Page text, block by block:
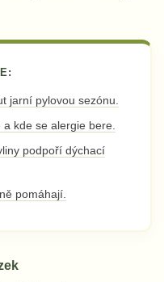
jarní pylovou sezónu.
kde se alergie bere.
podpoří dýchací
pomáhají.